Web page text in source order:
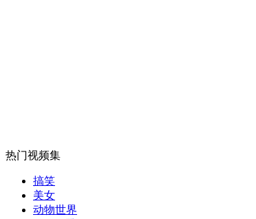
无痛分娩是否安全 医生回应
外交部：反对强权政治霸凌主义
热门视频集
搞笑
美女
动物世界